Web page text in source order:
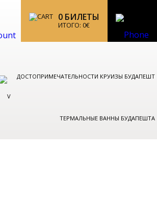
0 БИЛЕТЫ
ИТОГО: 0€
ДОСТОПРИМЕЧАТЕЛЬНОСТИ КРУИЗЫ БУДАПЕШТ
ТЕРМАЛЬНЫЕ ВАННЫ БУДАПЕШТА